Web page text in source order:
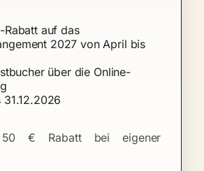
Rabatt auf das
2027 von April bis
über die Online-
€ Rabatt bei eigener